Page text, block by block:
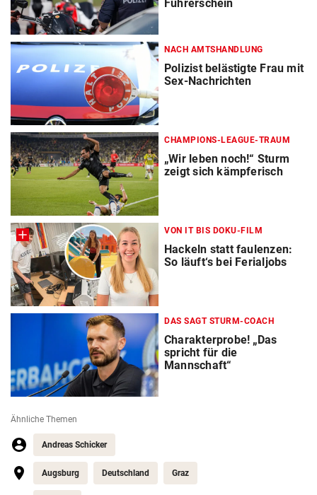
Führerschein
NACH AMTSHANDLUNG
Polizist belästigte Frau mit
Sex-Nachrichten
CHAMPIONS-LEAGUE-TRAUM
„Wir leben noch!“ Sturm
zeigt sich kämpferisch
VON IT BIS DOKU-FILM
Hackeln statt faulenzen:
So läuft‘s bei Ferialjobs
DAS SAGT STURM-COACH
Charakterprobe! „Das
spricht für die
Mannschaft“
Ähnliche Themen
Andreas Schicker
Augsburg Deutschland Graz